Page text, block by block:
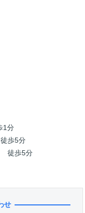
1分
歩5分
徒歩5分
せ